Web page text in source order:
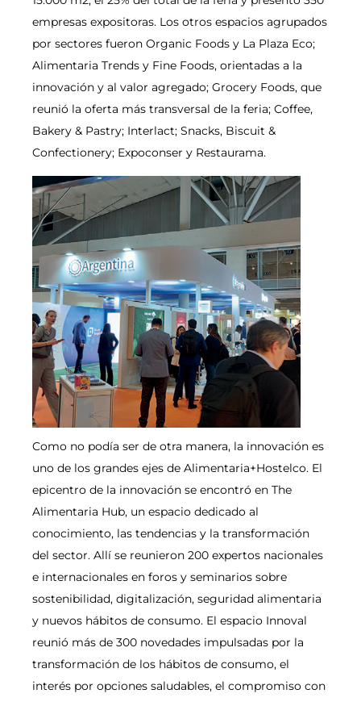
empresas expositoras. Los otros espacios agrupados
por sectores fueron Organic Foods y La Plaza Eco;
Alimentaria Trends y Fine Foods, orientadas a la
innovación y al valor agregado; Grocery Foods, que
reunió la oferta más transversal de la feria; Coffee,
Bakery & Pastry; Interlact; Snacks, Biscuit &
Confectionery; Expoconser y Restaurama.
Como no podía ser de otra manera, la innovación es
uno de los grandes ejes de Alimentaria+Hostelco. El
epicentro de la innovación se encontró en The
Alimentaria Hub, un espacio dedicado al
conocimiento, las tendencias y la transformación
del sector. Allí se reunieron 200 expertos nacionales
e internacionales en foros y seminarios sobre
sostenibilidad, digitalización, seguridad alimentaria
y nuevos hábitos de consumo. El espacio Innoval
reunió más de 300 novedades impulsadas por la
transformación de los hábitos de consumo, el
interés por opciones saludables, el compromiso con